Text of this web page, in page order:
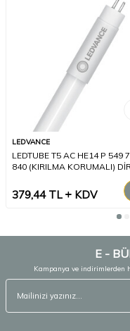
LEDVANCE
LEDTUBE T5 AC HE14 P 549
840 (KIRILMA KORUMALI)
379,44TL KDV
E -
Kampanya ve indirimlerden